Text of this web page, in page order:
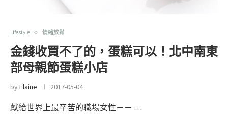
Lifestyle 情緒放鬆
金錢收買不了的，蛋糕可以！北中南東
部母親節蛋糕小店
byElaine 2017-05-04
獻給世界上最辛苦的職場女性－－ …